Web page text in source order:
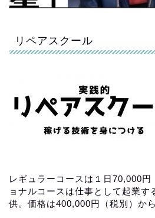
リペアスクール
レギュラーコースは１日70,000
ョナルコースは仕事として起業す
供。価格は400,000円（税別）から